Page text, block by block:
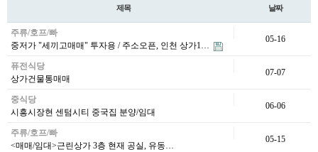
제목 날짜
주류/호프/빠
중저가 "세끼고매매" 투자용 / 주소오픈, 인천 상가1…
05-16
퓨전식당
상가건물통매매
07-07
중식당
시흥시장현 센텀시티 중국집 분양/임대
06-06
주류/호프/빠
<매매/임대>근린상가 3층 현재 공실, 유동…
05-15